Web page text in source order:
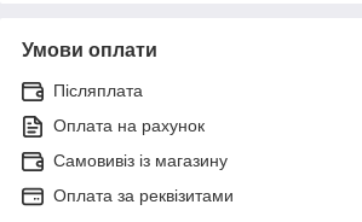
Умови оплати
Післяплата
Оплата на рахунок
Самовивіз із магазину
Оплата за реквізитами